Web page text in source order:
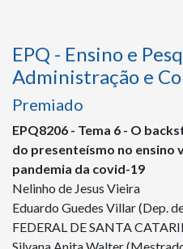
EPQ - Ensino e
Administração e
Premiado
EPQ8206 - Tema 6 - O
do presenteísmo no ensino
pandemia da covid-19
Nelinho de Jesus Vieira
Eduardo Guedes Villar (Dep.
FEDERAL DE SANTA